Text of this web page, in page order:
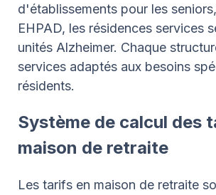
d'établissements pour les
EHPAD, les résidences services
unités Alzheimer. Chaque
services adaptés aux besoins
résidents.
Système de calcul des
maison de retraite
Les tarifs en maison de retraite